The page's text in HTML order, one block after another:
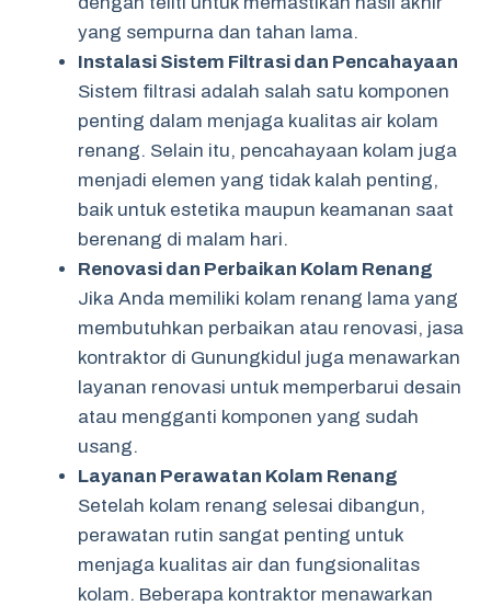
yang sempurna dan tahan lama.
Instalasi Sistem Filtrasi dan Pencahayaan
Sistem filtrasi adalah salah satu komponen
penting dalam menjaga kualitas air kolam
renang. Selain itu, pencahayaan kolam juga
menjadi elemen yang tidak kalah penting,
baik untuk estetika maupun keamanan saat
berenang di malam hari.
Renovasi dan Perbaikan Kolam Renang
Jika Anda memiliki kolam renang lama yang
membutuhkan perbaikan atau renovasi, jasa
kontraktor di Gunungkidul juga menawarkan
layanan renovasi untuk memperbarui desain
atau mengganti komponen yang sudah
usang.
Layanan Perawatan Kolam Renang
Setelah kolam renang selesai dibangun,
perawatan rutin sangat penting untuk
menjaga kualitas air dan fungsionalitas
kolam. Beberapa kontraktor menawarkan